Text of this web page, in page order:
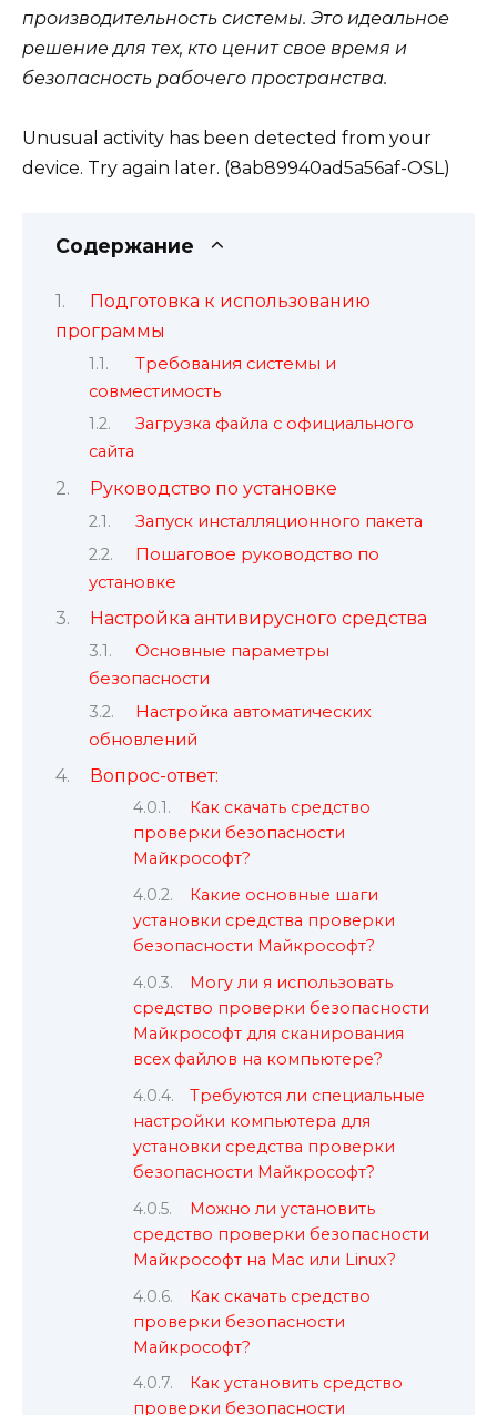
производительность системы. Это идеальное
решение для тех, кто ценит свое время и
безопасность рабочего пространства.
Unusual activity has been detected from your
device. Try again later. (8ab89940ad5a56af-OSL)
Содержание
Подготовка к использованию
программы
Требования системы и
совместимость
Загрузка файла с официального
сайта
Руководство по установке
Запуск инсталляционного пакета
Пошаговое руководство по
установке
Настройка антивирусного средства
Основные параметры
безопасности
Настройка автоматических
обновлений
Вопрос-ответ:
Как скачать средство
проверки безопасности
Майкрософт?
Какие основные шаги
установки средства проверки
безопасности Майкрософт?
Могу ли я использовать
средство проверки безопасности
Майкрософт для сканирования
всех файлов на компьютере?
Требуются ли специальные
настройки компьютера для
установки средства проверки
безопасности Майкрософт?
Можно ли установить
средство проверки безопасности
Майкрософт на Mac или Linux?
Как скачать средство
проверки безопасности
Майкрософт?
Как установить средство
проверки безопасности